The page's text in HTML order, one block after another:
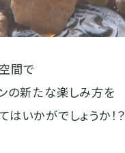
間で
の新たな楽しみ方を
はいかがでしょうか！？